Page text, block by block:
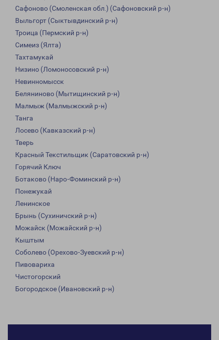
Сафоново (Смоленская обл.) (Сафоновский р-н)
Выльгорт (Сыктывдинский р-н)
Троица (Пермский р-н)
Симеиз (Ялта)
Тахтамукай
Низино (Ломоносовский р-н)
Невинномысск
Беляниново (Мытищинский р-н)
Малмыж (Малмыжский р-н)
Танга
Лосево (Кавказский р-н)
Тверь
Красный Текстильщик (Саратовский р-н)
Горячий Ключ
Ботаково (Наро-Фоминский р-н)
Понежукай
Ленинское
Брынь (Сухиничский р-н)
Можайск (Можайский р-н)
Кыштым
Соболево (Орехово-Зуевский р-н)
Пивовариха
Чистогорский
Богородское (Ивановский р-н)